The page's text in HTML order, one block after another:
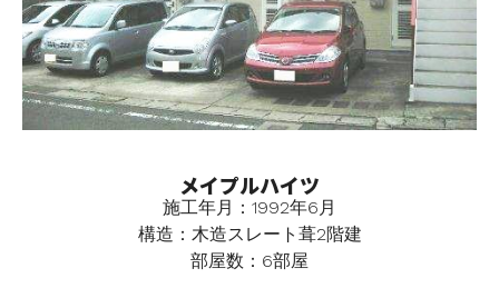
メイプルハイツ
施工年月：1992年6月
構造：木造スレート葺2階建
部屋数：6部屋